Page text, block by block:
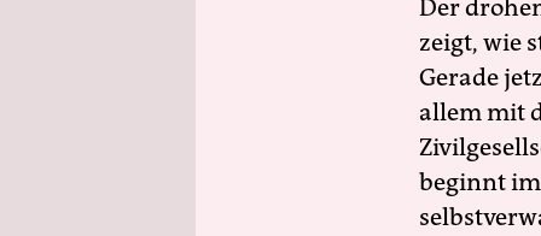
Der
zeigt, wie
Gerade
allem mit
beginnt